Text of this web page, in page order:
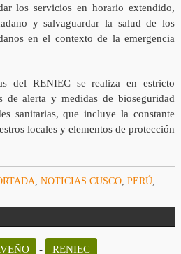
los servicios en horario extendido,
y salvaguardar la salud de los
en el contexto de la emergencia
del RENIEC se realiza en estricto
de alerta y medidas de bioseguridad
sanitarias, que incluye la constante
locales y elementos de protección
, NOTICIAS CUSCO, PERÚ,
- RENIEC